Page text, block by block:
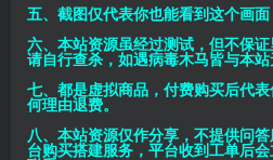
五、截图仅代表你也能看到这个画面
六、本站资源虽经过测试，但不保
请自行查杀，如遇病毒木马皆与本
七、都是虚拟商品，付费购买后代
何理由退费。
八、本站资源仅作分享，不提供问
台购买搭建服务，平台收到工单后